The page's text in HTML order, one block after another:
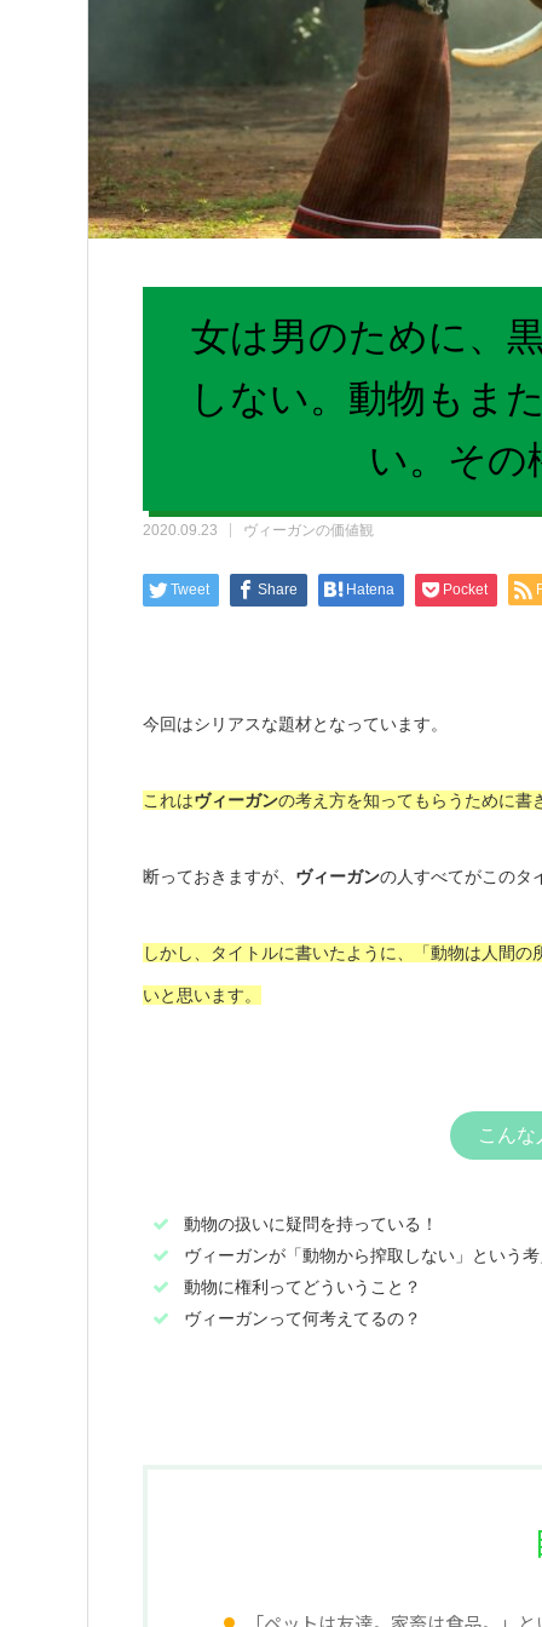
女は男のために、
しない。動物もま
い。その
2020.09.23 ヴィーガンの価値観
Tweet Share Hatena Pocket
今回はシリアスな題材となっています。
これはヴィーガンの考え方を知ってもらうために書
断っておきますが、 ヴィーガンの人すべてがこのタ
しかし、タイトルに書いたように、 「動物は人間
いと思います。
こんな
動物の扱いに疑問を持っている！
ヴィーガンが「動物から搾取しない」という
動物に権利ってどういうこと？
ヴィーガンって何考えてるの？